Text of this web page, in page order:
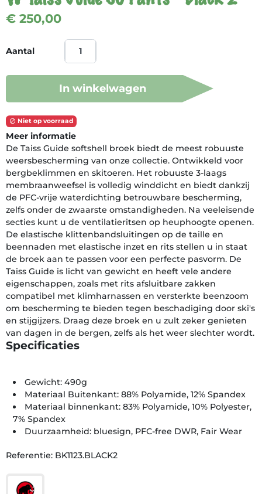
€ 250,00
Aantal
In winkelwagen
 Niet op voorraad
Meer informatie
De Taiss Guide softshell broek biedt de meest robuuste
weersbescherming van onze collectie. Ontwikkeld voor
bergbeklimmen en skitoeren. Het robuuste 3-laags
membraanweefsel is volledig winddicht en biedt dankzij
de PFC-vrije waterdichting betrouwbare bescherming,
zelfs onder de zwaarste omstandigheden. Na veeleisende
secties kunt u de ventilatieritsen op heuphoogte openen.
De elastische klittenbandsluitingen op de taille en
beennaden met elastische inzet en rits stellen u in staat
de broek aan te passen voor een perfecte pasvorm. De
Taiss Guide is licht van gewicht en heeft vele andere
eigenschappen, zoals met rits afsluitbare zakken
compatibel met klimharnassen en versterkte beenzoom
om bescherming te bieden tegen beschadiging door ski's
en stijgijzers. Draag deze broek en u zult zeker genieten
van dagen in de bergen, zelfs als het weer slechter wordt.
Specificaties
Gewicht: 490g
Materiaal Buitenkant: 88% Polyamide, 12% Spandex
Materiaal binnenkant: 83% Polyamide, 10% Polyester,
7% Spandex
Duurzaamheid: bluesign, PFC-free DWR, Fair Wear
Referentie: BK1123.BLACK2